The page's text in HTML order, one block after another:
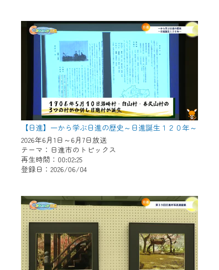
【日進】一から学ぶ日進の歴史～日進誕生１２０年～
2026年6月1日～6月7日放送
テーマ：日進市のトピックス
再生時間：00:02:25
登録日：2026/06/04